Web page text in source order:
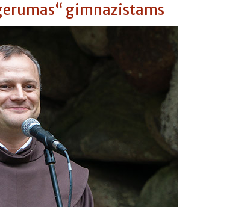
gimnazistams